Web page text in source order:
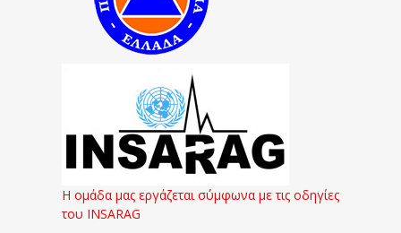
Η ομάδα μας εργάζεται σύμφωνα με τις οδηγίες
του INSARAG